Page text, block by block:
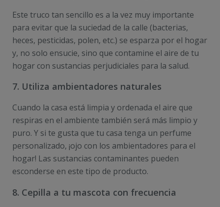
Este truco tan sencillo es a la vez muy importante
para evitar que la suciedad de la calle (bacterias,
heces, pesticidas, polen, etc.) se esparza por el hogar
y, no solo ensucie, sino que contamine el aire de tu
hogar con sustancias perjudiciales para la salud.
7. Utiliza ambientadores naturales
Cuando la casa está limpia y ordenada el aire que
respiras en el ambiente también será más limpio y
puro. Y si te gusta que tu casa tenga un perfume
personalizado, ¡ojo con los ambientadores para el
hogar! Las sustancias contaminantes pueden
esconderse en este tipo de producto.
8. Cepilla a tu mascota con frecuencia